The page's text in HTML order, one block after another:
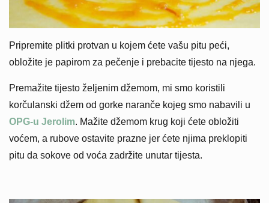
Pripremite plitki protvan u kojem ćete vašu pitu peći,
obložite je papirom za pečenje i prebacite tijesto na njega.
Premažite tijesto željenim džemom, mi smo koristili
korčulanski džem od gorke naranče kojeg smo nabavili u
OPG-u Jerolim. Mažite džemom krug koji ćete obložiti
voćem, a rubove ostavite prazne jer ćete njima preklopiti
pitu da sokove od voća zadržite unutar tijesta.